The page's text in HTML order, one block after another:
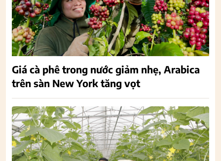
Giá cà phê trong nước giảm nhẹ, Arabica
trên sàn New York tăng vọt